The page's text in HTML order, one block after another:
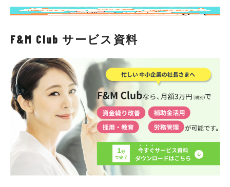
F&M Club サービス資料